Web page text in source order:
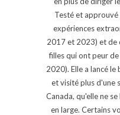
Testé et approuvé
expériences
2017 et 2023) et de
filles qui ont peur
2020). Elle a lancé
et visité plus d'une
Canada, qu'elle ne
en large. Certains